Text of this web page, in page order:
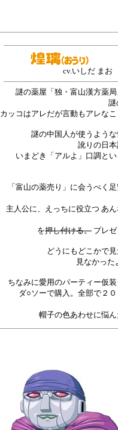
cv.いしだ まお
謎の薬屋「独・富山漢方薬
謎
カッコはアレだが言動もアレな
謎の中国人が使うよう
訛りの日
いまどき「アルよ」口調と
「富山の薬売り」に会うべく
主人公に、えっちに役立つ あ
を押し付ける。 プレ
どうにもどこかで見
見なかっ
ちなみに愛用のパーティー仮
ダ○ソーで購入。全部で２０
帽子の色あわせに悩ん